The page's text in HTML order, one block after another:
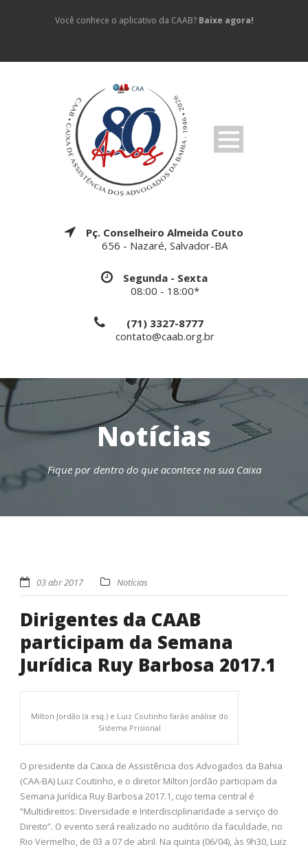
Você conhece o aplicativo da CAAB? Baixe agora!
Pç. Conselheiro Almeida Couto
656 - Nazaré, Salvador-BA
Segunda - Sexta
08:00 - 18:00*
(71) 3327-8777
contato@caab.org.br
Notícias
Fique por dentro do que acontece na sua Caixa
03 abr 2017 Notícias
Dirigentes da CAAB
participam da Semana
Jurídica Ruy Barbosa 2017.1
Milton Jordão (à esq.) e Luiz Coutinho farão análise do
Sistema Prisional
O presidente da Caixa de Assistência dos Advogados da Bahia
(CAA-BA) Luiz Coutinho, e o diretor Milton Jordão participam da
Semana Jurídica Ruy Barbosa 2017.1, cujo tema central é
“Multidireitos: Diversidade e Interdisciplinaridade a serviço do
Direito”. O evento será realizado no auditório da faculdade, no
Rio Vermelho, de 03 a 07 de abril. Na quinta (06/04), às 9h30, Luiz